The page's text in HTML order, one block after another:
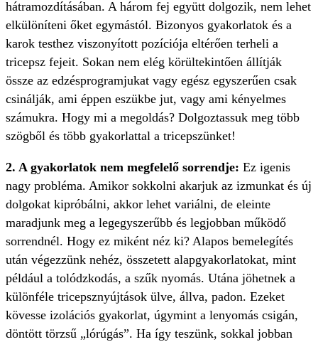
hátramozdításában. A három fej együtt dolgozik, nem lehet
elkülöníteni őket egymástól. Bizonyos gyakorlatok és a
karok testhez viszonyított pozíciója eltérően terheli a
tricepsz fejeit. Sokan nem elég körültekintően állítják
össze az edzésprogramjukat vagy egész egyszerűen csak
csinálják, ami éppen eszükbe jut, vagy ami kényelmes
számukra. Hogy mi a megoldás? Dolgoztassuk meg több
szögből és több gyakorlattal a tricepszünket!
2. A gyakorlatok nem megfelelő sorrendje: Ez igenis
nagy probléma. Amikor sokkolni akarjuk az izmunkat és új
dolgokat kipróbálni, akkor lehet variálni, de eleinte
maradjunk meg a legegyszerűbb és legjobban működő
sorrendnél. Hogy ez miként néz ki? Alapos bemelegítés
után végezzünk nehéz, összetett alapgyakorlatokat, mint
például a tolódzkodás, a szűk nyomás. Utána jöhetnek a
különféle tricepsznyújtások ülve, állva, padon. Ezeket
kövesse izolációs gyakorlat, úgymint a lenyomás csigán,
döntött törzsű „lórúgás”. Ha így teszünk, sokkal jobban